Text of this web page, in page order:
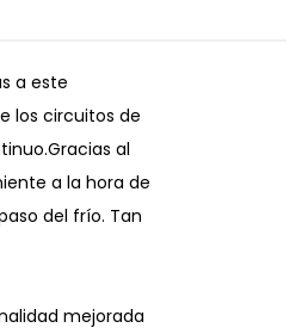
a este
los circuitos de
al
a la hora de
del frío. Tan
mejorada